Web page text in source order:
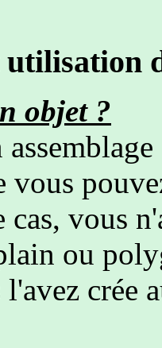
objet ?
vous
cas, vous
ou
crée